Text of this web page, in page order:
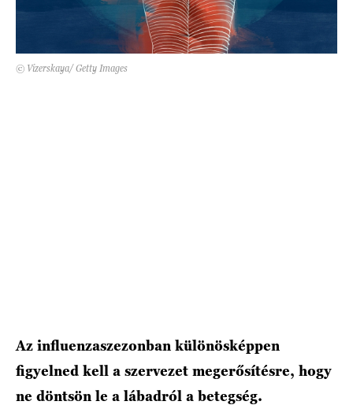
HÍRLEVÉL
© Vizerskaya/ Getty Images
Az influenzaszezonban különösképpen
figyelned kell a szervezet megerősítésre, hogy
ne döntsön le a lábadról a betegség.